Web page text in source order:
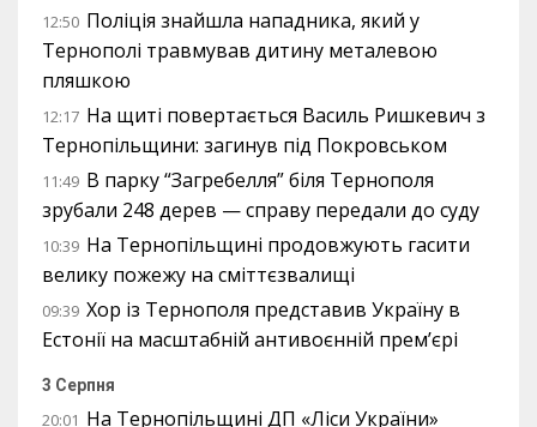
12:50 Поліція знайшла нападника, який у
Тернополі травмував дитину металевою
пляшкою
12:17 На щиті повертається Василь Ришкевич з
Тернопільщини: загинув під Покровськом
11:49 В парку “Загребелля” біля Тернополя
зрубали 248 дерев — справу передали до суду
10:39 На Тернопільщині продовжують гасити
велику пожежу на сміттєзвалищі
09:39 Хор із Тернополя представив Україну в
Естонії на масштабній антивоєнній прем’єрі
3 Серпня
20:01 На Тернопільщині ДП «Ліси України»